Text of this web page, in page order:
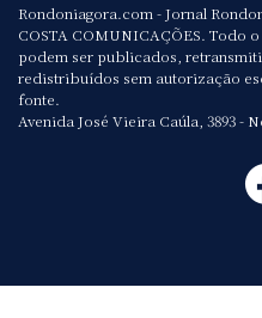
Rondoniagora.com - Jornal
COSTA COMUNICAÇÕES.
podem ser publicados,
redistribuídos sem autorização
fonte.
Avenida José Vieira Caúla, 3893 -